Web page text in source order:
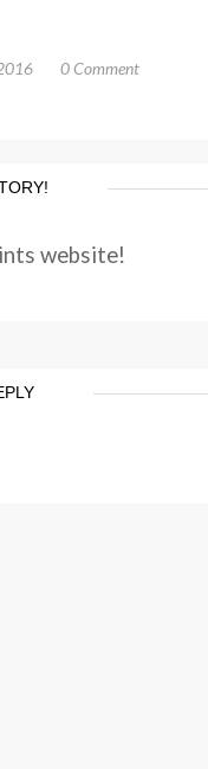
0 Comment
website!